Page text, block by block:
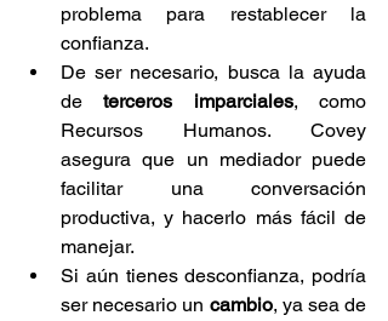
problema para restablecer la
confianza.
De ser necesario, busca la ayuda
de terceros imparciales, como
Recursos Humanos. Covey
asegura que un mediador puede
facilitar una conversación
productiva, y hacerlo más fácil de
manejar.
Si aún tienes desconfianza, podría
ser necesario un cambio, ya sea de